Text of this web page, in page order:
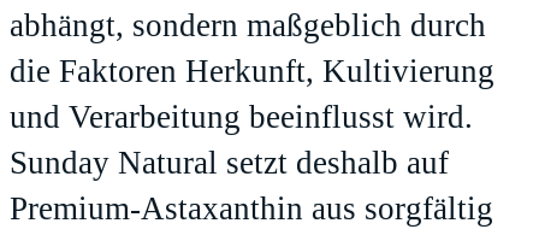
abhängt, sondern maßgeblich durch
die Faktoren Herkunft, Kultivierung
und Verarbeitung beeinflusst wird.
Sunday Natural setzt deshalb auf
Premium-Astaxanthin aus sorgfältig